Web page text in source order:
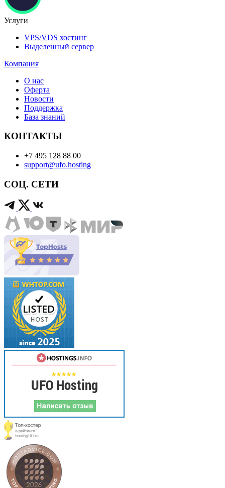
Услуги
VPS/VDS хостинг
Выделенный сервер
Компания
О нас
Оферта
Новости
Поддержка
База знаний
КОНТАКТЫ
+7 495 128 88 00
support@ufo.hosting
СОЦ. СЕТИ